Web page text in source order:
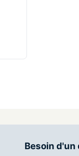
Besoin d'un